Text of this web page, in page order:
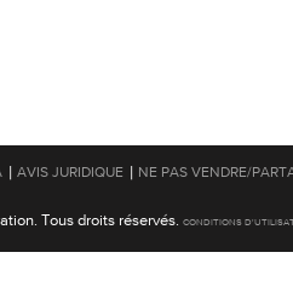
| AVIS JURIDIQUE | NE PAS VENDRE/
Tous droits réservés. CONDITIONS